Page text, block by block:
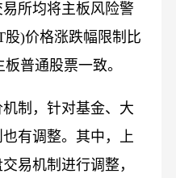
所均将主板风险警
股)价格涨跌幅限制比
普通股票一致。
制，针对基金、大
有调整。其中，上
易机制进行调整，